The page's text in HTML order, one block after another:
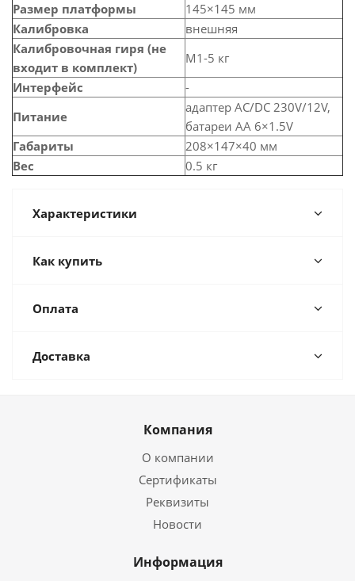
Размер платформы
145×145 мм
Калибровка
внешняя
Калибровочная гиря (не
входит в комплект)
M1-5 кг
Интерфейс
-
Питание
адаптер AC/DC 230V/12V,
батареи AA 6×1.5V
Габариты
208×147×40 мм
Вес
0.5 кг
Характеристики
Как купить
Оплата
Доставка
Компания
О компании
Сертификаты
Реквизиты
Новости
Информация